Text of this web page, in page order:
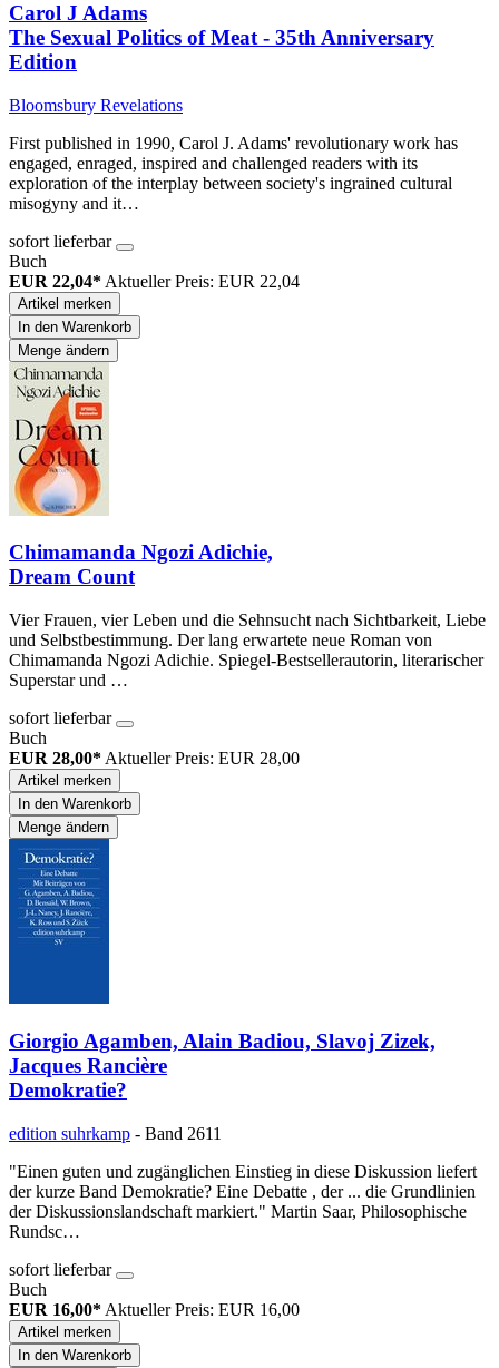
Carol J Adams
The Sexual Politics of Meat - 35th Anniversary
Edition
Bloomsbury Revelations
First published in 1990, Carol J. Adams' revolutionary work has
engaged, enraged, inspired and challenged readers with its
exploration of the interplay between society's ingrained cultural
misogyny and it…
sofort lieferbar
Buch
EUR 22,04* Aktueller Preis: EUR 22,04
Artikel merken
In den Warenkorb
Menge ändern
Chimamanda Ngozi Adichie,
Dream Count
Vier Frauen, vier Leben und die Sehnsucht nach Sichtbarkeit, Liebe
und Selbstbestimmung. Der lang erwartete neue Roman von
Chimamanda Ngozi Adichie. Spiegel-Bestsellerautorin, literarischer
Superstar und …
sofort lieferbar
Buch
EUR 28,00* Aktueller Preis: EUR 28,00
Artikel merken
In den Warenkorb
Menge ändern
Giorgio Agamben, Alain Badiou, Slavoj Zizek,
Jacques Rancière
Demokratie?
edition suhrkamp - Band 2611
"Einen guten und zugänglichen Einstieg in diese Diskussion liefert
der kurze Band Demokratie? Eine Debatte , der ... die Grundlinien
der Diskussionslandschaft markiert." Martin Saar, Philosophische
Rundsc…
sofort lieferbar
Buch
EUR 16,00* Aktueller Preis: EUR 16,00
Artikel merken
In den Warenkorb